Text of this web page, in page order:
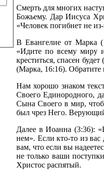
Смерть для многих
Божьему. Дар Иисуса
«Человек погибнет не
В Евангелие от Марка
«Идите по всему миру
креститься, спасен
(Марка, 16:16). Обратите
Нам хорошо знаком
Своего Единородного,
Сына Своего в мир,
был чрез Него.
Далее в Иоанна (3:36):
нем». Если кто-то из вас
вам, что если вы
не только ваши
Христос распятый.